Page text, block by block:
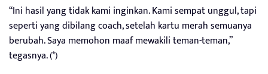
“Ini hasil yang tidak kami inginkan. Kami sempat unggul, tapi
seperti yang dibilang coach, setelah kartu merah semuanya
berubah. Saya memohon maaf mewakili teman-teman,”
tegasnya. (*)